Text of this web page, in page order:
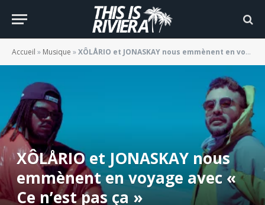
Accueil » Musique »XÔLÅRIO et JONASKAY nous emmènent en voyage avec « Ce n’est pas ça »
XÔLÅRIO et JONASKAY nous
emmènent en voyage avec «
Ce n’est pas ça »